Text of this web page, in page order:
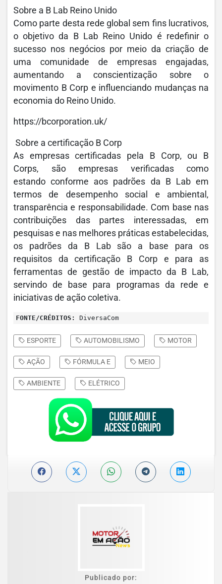
Sobre a B Lab Reino Unido
Como parte desta rede global sem fins lucrativos,
o objetivo da B Lab Reino Unido é redefinir o
sucesso nos negócios por meio da criação de
uma comunidade de empresas engajadas,
aumentando a conscientização sobre o
movimento B Corp e influenciando mudanças na
economia do Reino Unido.
https://bcorporation.uk/
Sobre a certificação B Corp
As empresas certificadas pela B Corp, ou B
Corps, são empresas verificadas como
estando conforme aos padrões da B Lab em
termos de desempenho social e ambiental,
transparência e responsabilidade. Com base nas
contribuições das partes interessadas, em
pesquisas e nas melhores práticas estabelecidas,
os padrões da B Lab são a base para os
requisitos da certificação B Corp e para as
ferramentas de gestão de impacto da B Lab,
servindo de base para programas da rede e
iniciativas de ação coletiva.
FONTE/CRÉDITOS: DiversaCom
ESPORTE AUTOMOBILISMO MOTOR
AÇÃO FÓRMULA E MEIO
AMBIENTE ELÉTRICO
Publicado por: